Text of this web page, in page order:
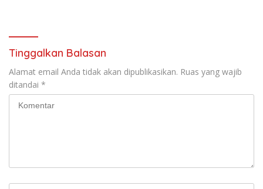
Tinggalkan Balasan
Alamat email Anda tidak akan dipublikasikan. Ruas yang wajib
ditandai *